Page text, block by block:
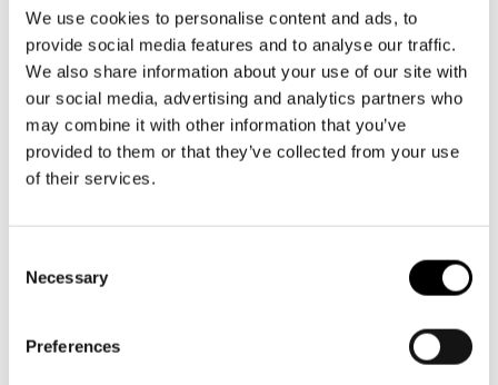
We use cookies to personalise content and ads, to
provide social media features and to analyse our traffic.
We also share information about your use of our site with
our social media, advertising and analytics partners who
may combine it with other information that you’ve
provided to them or that they’ve collected from your use
of their services.
Selection
Necessary
Preferences
Presentkort
Tillgänglighet
Frågor & svar
Platskarta
Företag
Guidning
Teaterns verksamhet
Ensemble
Historia
LOGGA IN
info@svenskateatern.fi
BILJETTER
Köp biljetter
Biljettkassan öppnar 11.8
Norra esplanaden 2